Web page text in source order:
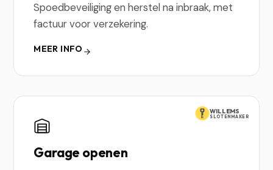
Spoedbeveiliging en herstel na inbraak, met
factuur voor verzekering.
MEER INFO
WILLEMS
SLOTENMAKER
Garage openen